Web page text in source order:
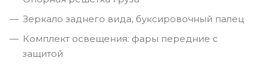
Зеркало заднего вида, буксировочный палец
Комплект освещения: фары передние с
защитой